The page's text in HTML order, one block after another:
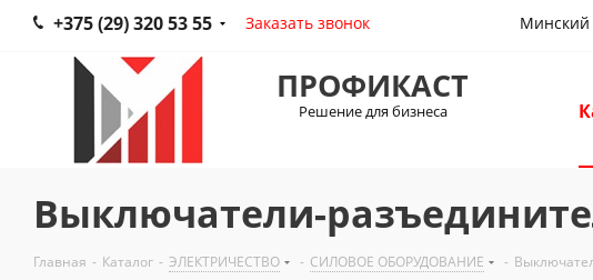
+375 (29) 320 53 55 Заказать звонок Минский
ПРОФИКАСТ
Решение для бизнеса
Выключатели-
Главная - Каталог - ЭЛЕКТРИЧЕСТВО - СИЛОВОЕ ОБОРУДОВАНИЕ -